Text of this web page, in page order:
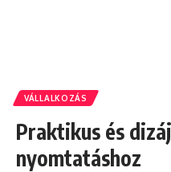
VÁLLALKOZÁS
Praktikus és
nyomtatáshoz